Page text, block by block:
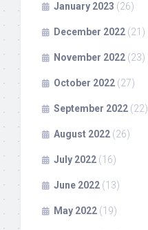
January 2023 (26)
December 2022 (21)
November 2022 (23)
October 2022 (27)
September 2022 (22)
August 2022 (26)
July 2022 (16)
June 2022 (13)
May 2022 (19)